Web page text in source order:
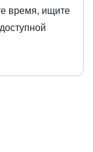
время, ищите